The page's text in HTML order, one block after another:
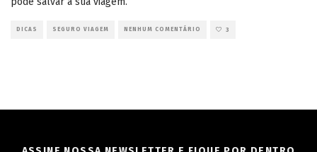
DICAS SEGURO VIAGEM NENHUM COMENTÁRIO 3